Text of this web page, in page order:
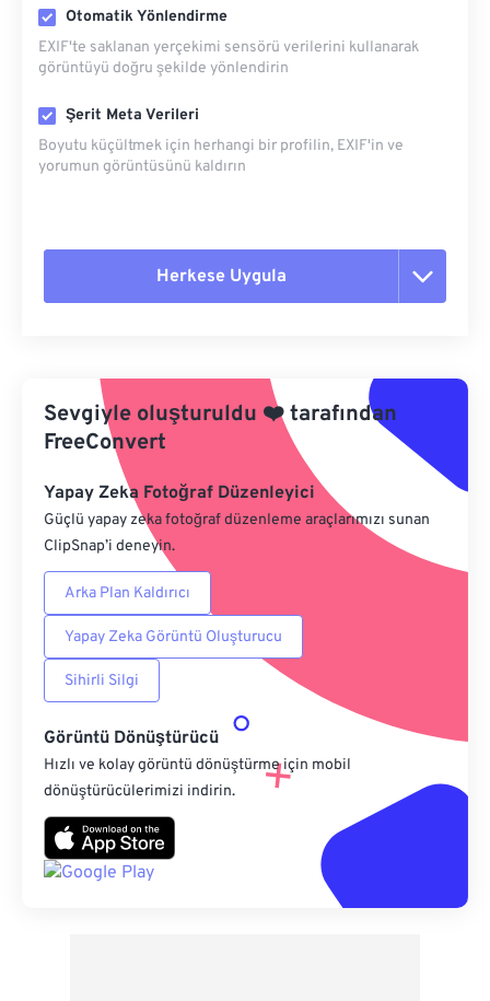
Otomatik Yönlendirme
EXIF'te saklanan yerçekimi sensörü verilerini kullanarak
görüntüyü doğru şekilde yönlendirin
Şerit Meta Verileri
Boyutu küçültmek için herhangi bir profilin, EXIF'in ve
yorumun görüntüsünü kaldırın
Herkese Uygula
Ön Ayardan Uygula
Ön Ayar Olarak Kaydet
Sevgiyle oluşturuldu ❤️tarafından
FreeConvert
Yapay Zeka Fotoğraf Düzenleyici
Güçlü yapay zeka fotoğraf düzenleme araçlarımızı sunan
ClipSnap’i deneyin.
Arka Plan Kaldırıcı
Yapay Zeka Görüntü Oluşturucu
Sihirli Silgi
Görüntü Dönüştürücü
Hızlı ve kolay görüntü dönüştürme için mobil
dönüştürücülerimizi indirin.